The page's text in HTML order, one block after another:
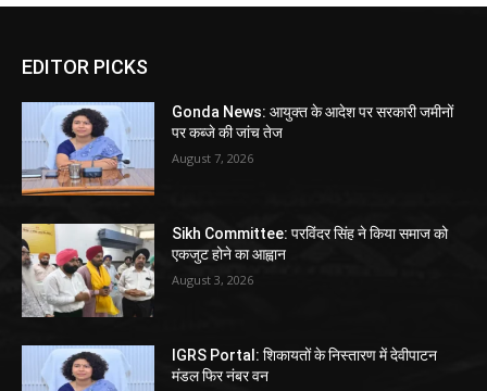
EDITOR PICKS
Gonda News: आयुक्त के आदेश पर सरकारी जमीनों
पर कब्जे की जांच तेज
August 7, 2026
Sikh Committee: परविंदर सिंह ने किया समाज को
एकजुट होने का आह्वान
August 3, 2026
IGRS Portal: शिकायतों के निस्तारण में देवीपाटन
मंडल फिर नंबर वन